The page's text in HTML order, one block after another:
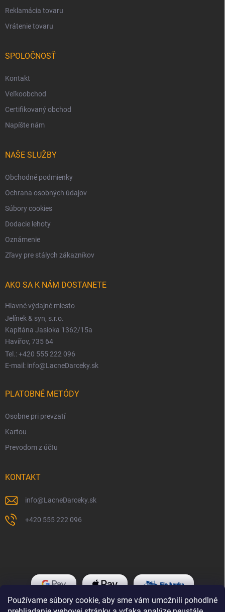
Používame súbory cookie, aby sme vám umožnili pohodlné
Reklamácia tovaru
Vrátenie tovaru
SPOLOČNOSŤ
Kontakt
Veľkoobchod
Certifikovaný obchod
Napíšte nám
NAŠE SLUŽBY
Obchodné podmienky
Ochrana osobných údajov
Súbory cookies
Dodacie lehoty
Oznámenie
Zľavy pre stálych zákazníkov
AKO SA K NÁM DOSTANETE
Hlavné výdajné miesto
Jelínek & syn, s.r.o.
Kapitána Jasioka 1362/15a
Havířov, 735 64
Tel.: +420 555 222 096
E-mail: info@LacneDarceky.sk
PLATOBNÉ METÓDY
Osobne pri prevzatí
Kartou
Prevodom z účtu
KONTAKT
info@LacneDarceky.sk
+420 555 222 096